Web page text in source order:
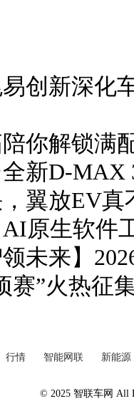
创新深化
你解锁满
新D-MAX
翼放EV真
原生软件
领未来】
赛”火热征
行情 智能网联 新能源
© 2025 智联车网 All